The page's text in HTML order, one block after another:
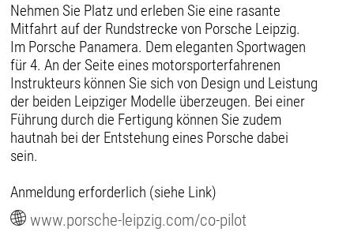
Nehmen Sie Platz und erleben Sie eine rasante
Mitfahrt auf der Rundstrecke von Porsche Leipzig.
Im Porsche Panamera. Dem eleganten Sportwagen
für 4. An der Seite eines motorsporterfahrenen
Instrukteurs können Sie sich von Design und Leistung
der beiden Leipziger Modelle überzeugen. Bei einer
Führung durch die Fertigung können Sie zudem
hautnah bei der Entstehung eines Porsche dabei
sein.
Anmeldung erforderlich (siehe Link)
www.porsche-leipzig.com/co-pilot